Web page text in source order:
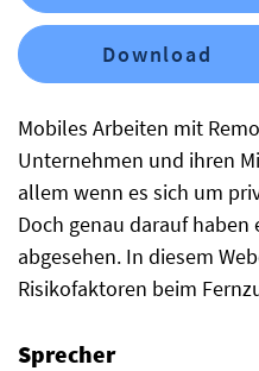
Mobiles Arbeiten mit
Unternehmen und ihren
allem wenn es sich um
Doch genau darauf haben
abgesehen. In diesem
Risikofaktoren beim
Sprecher
Download